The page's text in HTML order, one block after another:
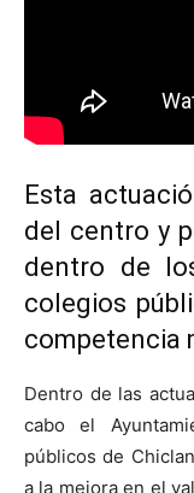
Esta
del centro y
dentro de
colegios
competencia
Dentro de las
cabo el
públicos de
a la mejora en el